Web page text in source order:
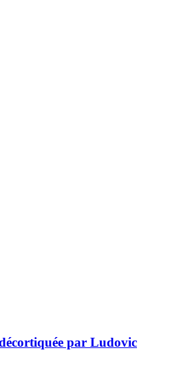
par Ludovic